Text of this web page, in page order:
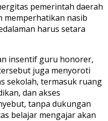
pemerintah daerah
memperhatikan nasib
harus setara
insentif guru honorer,
juga menyoroti
sekolah, termasuk ruang
dan akses
tanpa dukungan
belajar mengajar akan